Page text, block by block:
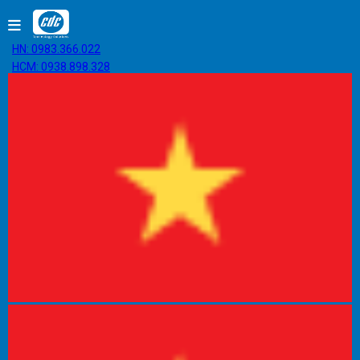
HN: 0983.366.022
HCM: 0938.898.328